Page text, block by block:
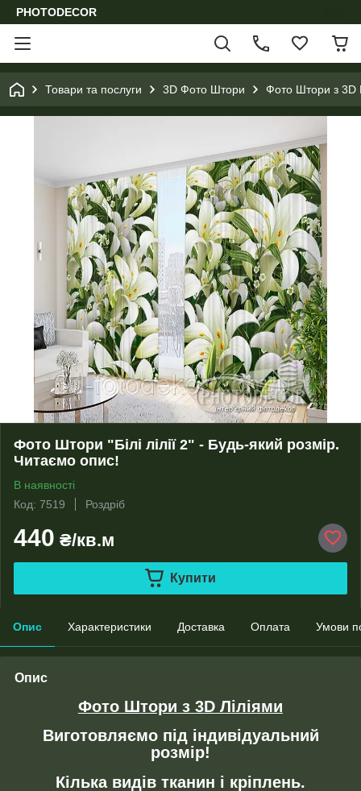
PHOTODECOR
Товари та послуги 3D Фото Штори Фото Штори з 3D
Фото Штори "Білі лілії 2" - Будь-який розмір.
Читаємо опис!
В наявності
Код: 7519
Роздріб
440 ₴/кв.м
Купити
Опис Характеристики Доставка Оплата Умови
Опис
Фото Штори з 3D Ліліями
Виготовляємо під індивідуальний
розмір!
Кілька видів тканин і кріплень.